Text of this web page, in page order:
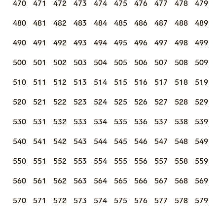
470 471 472 473 474 475 476 477 478 479
480 481 482 483 484 485 486 487 488 489
490 491 492 493 494 495 496 497 498 499
500 501 502 503 504 505 506 507 508 509
510 511 512 513 514 515 516 517 518 519
520 521 522 523 524 525 526 527 528 529
530 531 532 533 534 535 536 537 538 539
540 541 542 543 544 545 546 547 548 549
550 551 552 553 554 555 556 557 558 559
560 561 562 563 564 565 566 567 568 569
570 571 572 573 574 575 576 577 578 579